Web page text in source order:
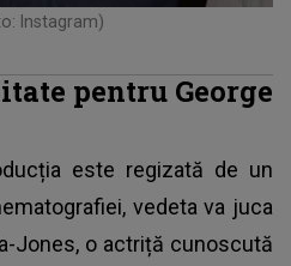
Instagram)
pentru George
este regizată de un
vedeta va juca
Jones, o actriță cunoscută